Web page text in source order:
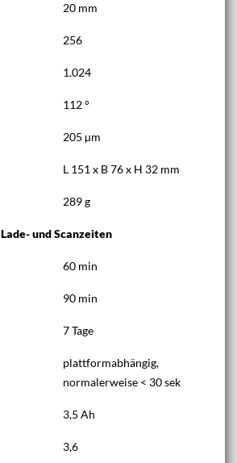
20 mm
256
1.024
112 °
205 µm
L 151 x B 76 x H 32 mm
289 g
Lade- und Scanzeiten
60 min
90 min
7 Tage
plattformabhängig,
normalerweise < 30 sek
3,5 Ah
3,6